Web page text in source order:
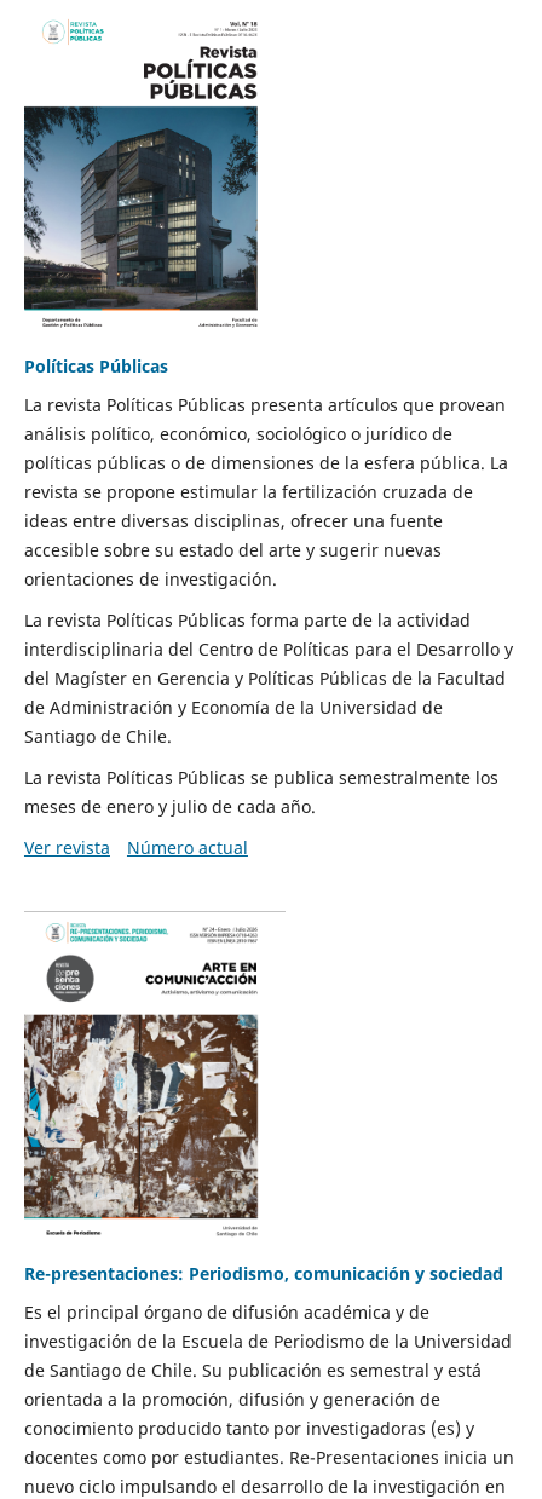
Políticas Públicas
La revista Políticas Públicas presenta artículos que provean
análisis político, económico, sociológico o jurídico de
políticas públicas o de dimensiones de la esfera pública. La
revista se propone estimular la fertilización cruzada de
ideas entre diversas disciplinas, ofrecer una fuente
accesible sobre su estado del arte y sugerir nuevas
orientaciones de investigación.
La revista Políticas Públicas forma parte de la actividad
interdisciplinaria del Centro de Políticas para el Desarrollo y
del Magíster en Gerencia y Políticas Públicas de la Facultad
de Administración y Economía de la Universidad de
Santiago de Chile.
La revista Políticas Públicas se publica semestralmente los
meses de enero y julio de cada año.
Ver revista
Número actual
Re-presentaciones: Periodismo, comunicación y sociedad
Es el principal órgano de difusión académica y de
investigación de la Escuela de Periodismo de la Universidad
de Santiago de Chile. Su publicación es semestral y está
orientada a la promoción, difusión y generación de
conocimiento producido tanto por investigadoras (es) y
docentes como por estudiantes. Re-Presentaciones inicia un
nuevo ciclo impulsando el desarrollo de la investigación en